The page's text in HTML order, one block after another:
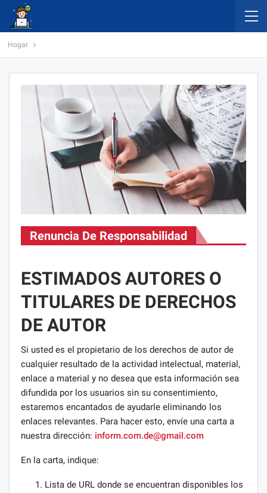
Hogar
Renuncia De Responsabilidad
ESTIMADOS AUTORES O
TITULARES DE DERECHOS
DE AUTOR
Si usted es el propietario de los derechos de autor de
cualquier resultado de la actividad intelectual, material,
enlace a material y no desea que esta información sea
difundida por los usuarios sin su consentimiento,
estaremos encantados de ayudarle eliminando los
enlaces relevantes. Para hacer esto, envíe una carta a
nuestra dirección: inform.com.de@gmail.com
En la carta, indique:
Lista de URL donde se encuentran disponibles los